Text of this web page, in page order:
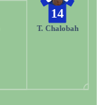
14
T. Chalobah